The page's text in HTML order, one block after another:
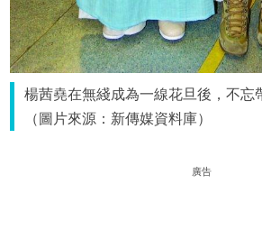
楊茜堯在無綫成為一線花旦後，不忘
（圖片來源：新傳媒資料庫）
廣告